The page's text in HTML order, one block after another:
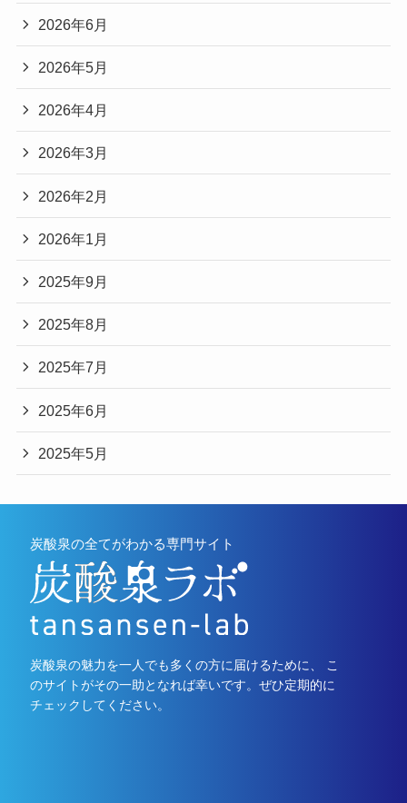
2026年6月
2026年5月
2026年4月
2026年3月
2026年2月
2026年1月
2025年9月
2025年8月
2025年7月
2025年6月
2025年5月
炭酸泉の全てがわかる専門サイト
炭酸泉の魅力を一人でも多くの方に届けるために、 こ
のサイトがその一助となれば幸いです。ぜひ定期的に
チェックしてください。